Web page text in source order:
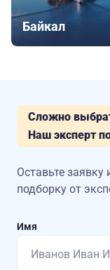
Байкал
Сложно
Наш эксперт
Оставьте заявку
подборку от
Имя